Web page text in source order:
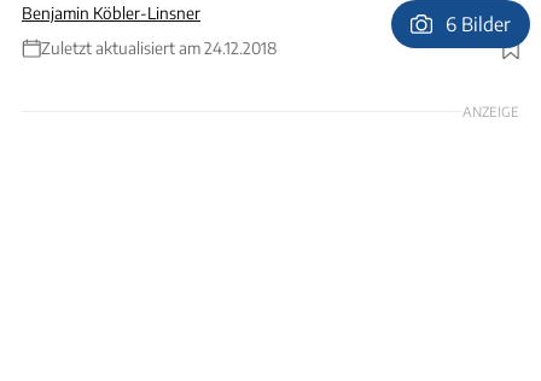
Benjamin Köbler-Linsner
Zuletzt aktualisiert am 24.12.2018
Foto: Hoss, OMO00/AdobeStock
6 Bilder
ANZEIGE